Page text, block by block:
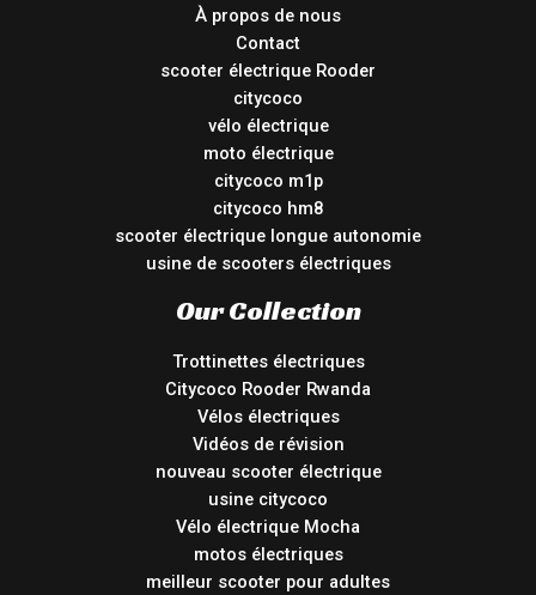
À propos de nous
Contact
scooter électrique Rooder
citycoco
vélo électrique
moto électrique
citycoco m1p
citycoco hm8
scooter électrique longue autonomie
usine de scooters électriques
Our Collection
Trottinettes électriques
Citycoco Rooder Rwanda
Vélos électriques
Vidéos de révision
nouveau scooter électrique
usine citycoco
Vélo électrique Mocha
motos électriques
meilleur scooter pour adultes